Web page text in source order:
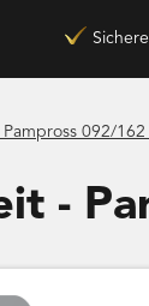
092/162
-